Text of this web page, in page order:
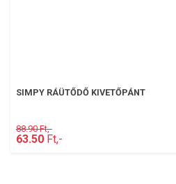
SIMPY RÁÜTŐDŐ KIVETŐPÁNT
88.90 Ft,-
63.50 Ft,-